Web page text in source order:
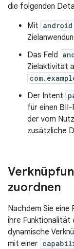
die folgenden
Mit
Das Feld
Zielaktivität
Der Intent
für einen
der vom
zusätzliche
zuordnen
Nachdem Sie eine
ihre Funktionalität
dynamische
mit einer